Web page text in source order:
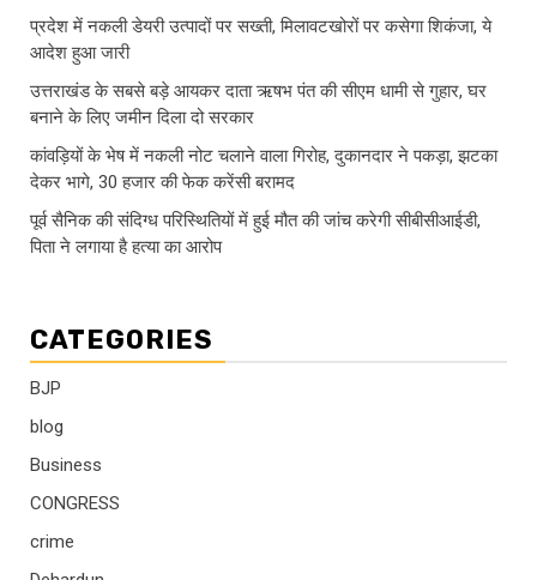
प्रदेश में नकली डेयरी उत्पादों पर सख्ती, मिलावटखोरों पर कसेगा शिकंजा, ये
आदेश हुआ जारी
उत्तराखंड के सबसे बड़े आयकर दाता ऋषभ पंत की सीएम धामी से गुहार, घर
बनाने के लिए जमीन दिला दो सरकार
कांवड़ियों के भेष में नकली नोट चलाने वाला गिरोह, दुकानदार ने पकड़ा, झटका
देकर भागे, 30 हजार की फेक करेंसी बरामद
पूर्व सैनिक की संदिग्ध परिस्थितियों में हुई मौत की जांच करेगी सीबीसीआईडी,
पिता ने लगाया है हत्या का आरोप
CATEGORIES
BJP
blog
Business
CONGRESS
crime